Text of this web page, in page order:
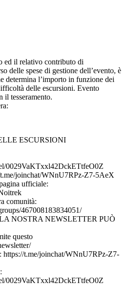
ed il relativo contributo di
delle spese di gestione dell’evento, è
determina l’importo in funzione dei
delle escursioni. Evento
il tesseramento.
ESCURSIONI
0029VaKTxxl42DckETtfeO0Z
joinchat/WNnU7RPz-Z7-5AeX
ufficiale:
comunità:
467008183834051/
NOSTRA NEWSLETTER PUÒ
questo
https://t.me/joinchat/WNnU7RPz-Z7-
0029VaKTxxl42DckETtfeO0Z